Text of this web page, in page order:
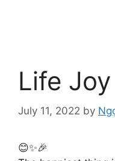
Life Joy
July 11, 2022 by
😊✨🎉